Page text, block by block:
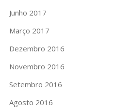
Junho 2017
Março 2017
Dezembro 2016
Novembro 2016
Setembro 2016
Agosto 2016